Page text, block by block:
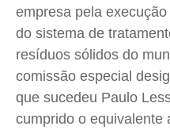
empresa pela
do sistema de
resíduos sólidos do
comissão especial
que sucedeu Paulo
cumprido o equivalente